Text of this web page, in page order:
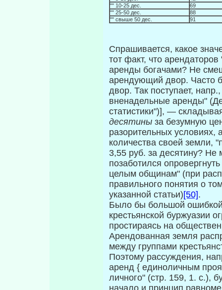
"" 10-25 дес.
69
"" 25-50 дес.
88
"" свыше 50 дес.
91
Спрашивается, какое
тот факт, что
аренды богачами? Не
арендующий двор. Часто
двор. Так поступает,
вненадельные аренды"
статистики")], —
десятины за безумную
разоритель­ных условиях,
количества своей земли,
3,55 руб. за десятину?
позаботился
целым общинам" (при
правильного понятия о
указанной статьи)[50].
Было бы большой ошибкой
крестьянской буржуазии
простираясь на
Арендованная земля
между группами
Поэтому рассуждения,
аренд { единоличным
личного" (стр. 159, 1. с.),